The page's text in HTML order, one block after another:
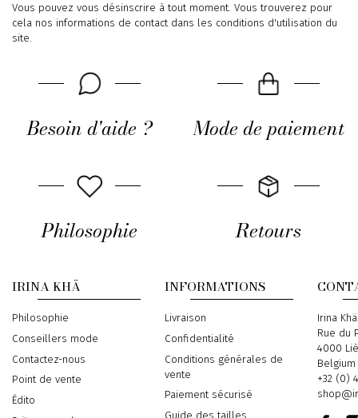
Vous pouvez vous désinscrire à tout moment. Vous trouverez pour
cela nos informations de contact dans les conditions d'utilisation du
site.
Besoin d'aide ? Mode de paiement
Philosophie Retours
IRINA KHÄ
Philosophie
Conseillers mode
Contactez-nous
Point de vente
Édito
INFORMATIONS
Livraison
Confidentialité
Conditions générales de
vente
Paiement sécurisé
Address
Irina Khä
Rue du
4000
Belgium
Phone
+32 (0)
Email